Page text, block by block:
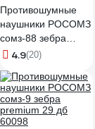
Противошумные
наушники РОСОМЗ
сомз-88 зебра
premium 34 дб
4.9(20)